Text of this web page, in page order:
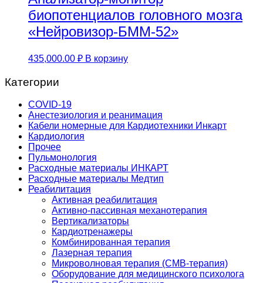
биопотенциалов головного мозга
«Нейровизор-БММ-52»
435,000.00 ₽ В корзину
Категории
COVID-19
Анестезиология и реанимация
Кабели номерные для Кардиотехники Инкарт
Кардиология
Прочее
Пульмонология
Расходные материалы ИНКАРТ
Расходные материалы Медтип
Реабилитация
Активная реабилитация
Активно-пассивная механотерапия
Вертикализаторы
Кардиотренажеры
Комбинированная терапия
Лазерная терапия
Микроволновая терапия (СМВ-терапия)
Оборудование для медицинского психолога